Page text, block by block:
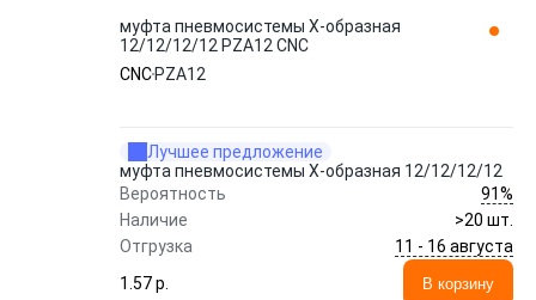
муфта пневмосистемы Х-образная
12/12/12/12 PZA12 CNC
CNC PZA12
Лучшее предложение
муфта пневмосистемы Х-образная 12/12/12/12
Вероятность
91%
Наличие
>20 шт.
Отгрузка
11 - 16 августа
1.57 p.
В корзину